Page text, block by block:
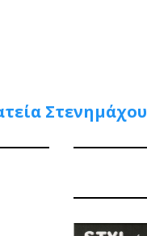
Στενημάχου